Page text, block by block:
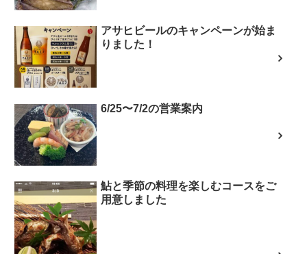
アサヒビールのキャンペーンが始ま
りました！
6/25〜7/2の営業案内
鮎と季節の料理を楽しむコースをご
用意しました